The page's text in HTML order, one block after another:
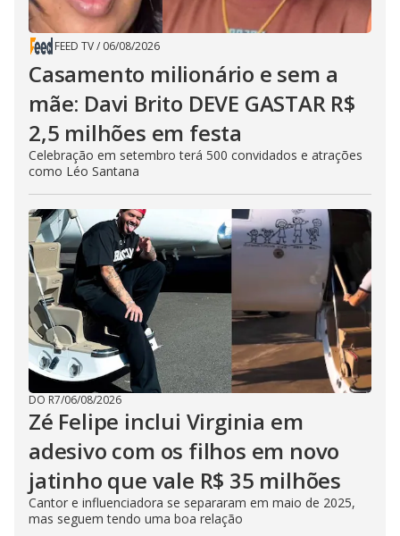
FEED TV/ 06/08/2026
Casamento milionário e sem a
mãe: Davi Brito DEVE GASTAR R$
2,5 milhões em festa
Celebração em setembro terá 500 convidados e atrações
como Léo Santana
DO R7/06/08/2026
Zé Felipe inclui Virginia em
adesivo com os filhos em novo
jatinho que vale R$ 35 milhões
Cantor e influenciadora se separaram em maio de 2025,
mas seguem tendo uma boa relação